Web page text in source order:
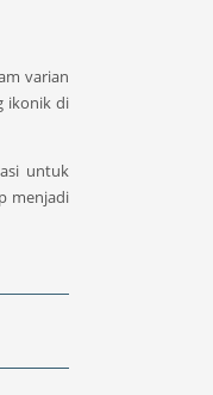
varian
ikonik di
untuk
menjadi